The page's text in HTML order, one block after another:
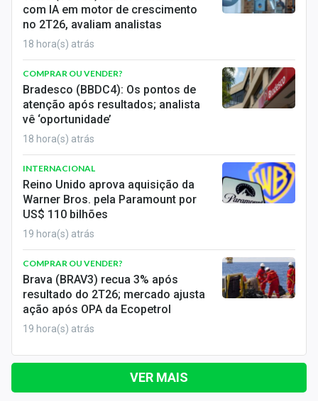
com IA em motor de crescimento
no 2T26, avaliam analistas
18 hora(s) atrás
COMPRAR OU VENDER?
Bradesco (BBDC4): Os pontos de
atenção após resultados; analista
vê ‘oportunidade’
18 hora(s) atrás
INTERNACIONAL
Reino Unido aprova aquisição da
Warner Bros. pela Paramount por
US$ 110 bilhões
19 hora(s) atrás
COMPRAR OU VENDER?
Brava (BRAV3) recua 3% após
resultado do 2T26; mercado ajusta
ação após OPA da Ecopetrol
19 hora(s) atrás
VER MAIS